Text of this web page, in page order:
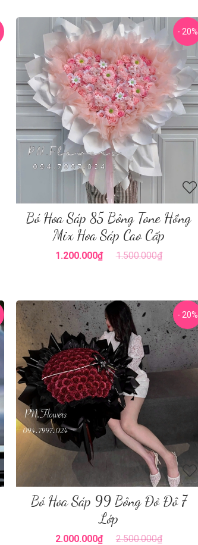
- 20%
Bó Hoa Sáp 85 Bông Tone Hồng
Mix Hoa Sáp Cao Cấp
1.200.000₫ 1.500.000₫
- 20%
Bó Hoa Sáp 99 Bông Đỏ Đô 7
Lớp
2.000.000₫ 2.500.000₫